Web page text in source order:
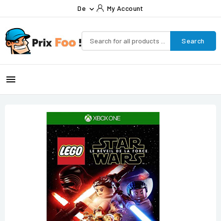
De  My Account
Search
